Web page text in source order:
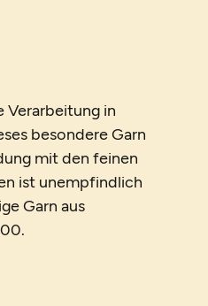
Verarbeitung in
besondere Garn
mit den feinen
ist unempfindlich
Garn aus